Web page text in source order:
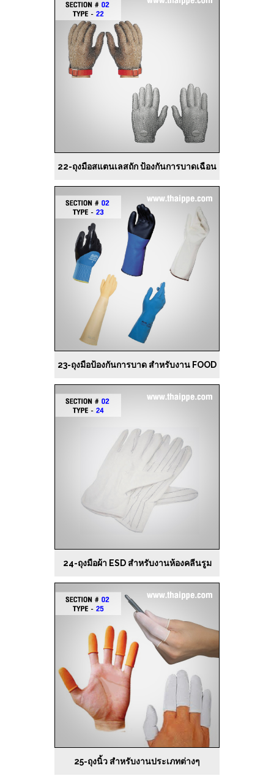
22-ถุงมือสแตนเลสถัก ป้องกันการบาดเฉือน
23-ถุงมือป้องกันการบาด สำหรับงาน FOOD
24-ถุงมือผ้า ESD สำหรับงานห้องคลีนรูม
25-ถุงนิ้ว สำหรับงานประเภทต่างๆ